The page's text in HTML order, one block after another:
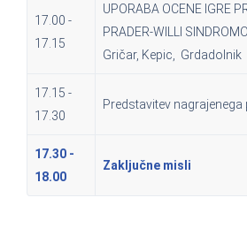
17.00 -
17.15
UPORABA OCENE IGRE
PRADER-WILLI
Gričar, Kepic, Grdadolnik
17.15 -
17.30
Predstavitev nagrajenega
17.30 -
18.00
Zaključne misli